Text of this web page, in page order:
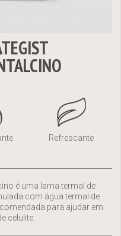
Refrescante
é uma lama termal de
com água termal de
para ajudar em
celulite.